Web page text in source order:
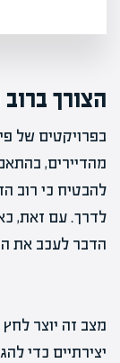
הצורך
מהדיירים,
להבטיח כי רוב
לדרך. עם זאת,
הדבר לעכב את
מצב זה יוצר
יצירתיים כדי